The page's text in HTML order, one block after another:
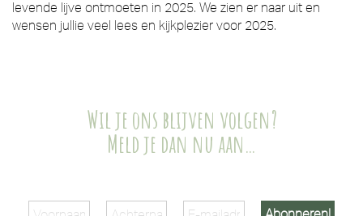
levende lijve ontmoeten in 2025. We zien er naar uit en
wensen jullie veel lees en kijkplezier voor 2025.
Wil je ons blijven volgen?
Meld je dan nu aan…